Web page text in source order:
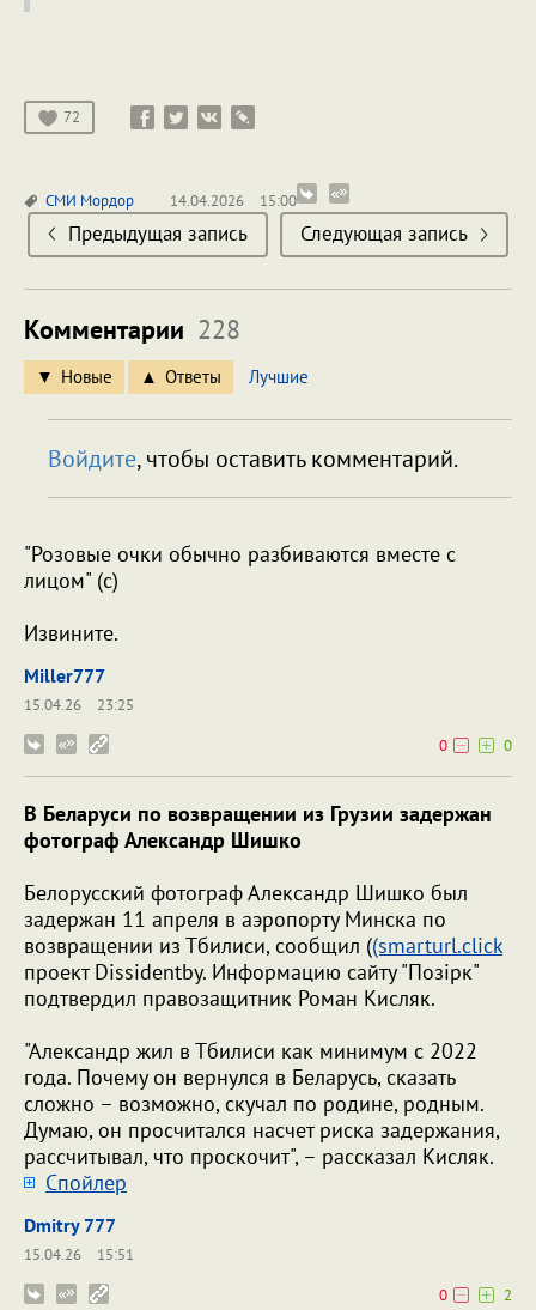
72
СМИ Мордор 14.04.2026 15:00
Предыдущая запись Следующая запись
Комментарии 228
Новые Ответы Лучшие
Войдите, чтобы оставить комментарий.
"Розовые очки обычно разбиваются вместе с
лицом" (с)
Извините.
Miller777
15.04.26
23:25
0
0
В Беларуси по возвращении из Грузии задержан
фотограф Александр Шишко
Белорусский фотограф Александр Шишко был
задержан 11 апреля в аэропорту Минска по
возвращении из Тбилиси, сообщил ((smarturl.click
проект Dissidentby. Информацию сайту "Позірк"
подтвердил правозащитник Роман Кисляк.
"Александр жил в Тбилиси как минимум с 2022
года. Почему он вернулся в Беларусь, сказать
сложно – возможно, скучал по родине, родным.
Думаю, он просчитался насчет риска задержания,
рассчитывал, что проскочит", – рассказал Кисляк.
Cпойлер
Dmitry 777
15.04.26
15:51
0
2